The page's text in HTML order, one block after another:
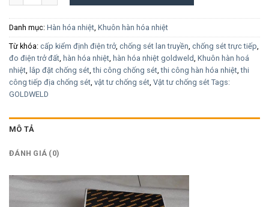
Danh mục: Hàn hóa nhiệt, Khuôn hàn hóa nhiệt
Từ khóa: cấp kiểm định điện trở, chống sét lan truyền, chống sét trực tiếp,
đo điện trở đất, hàn hóa nhiệt, hàn hóa nhiệt goldweld, Khuôn hàn hoá
nhiệt, lắp đặt chống sét,thi công chống sét,thi công hàn hóa nhiệt,thi
công tiếp địa chống sét, vật tư chống sét, Vật tư chống sét Tags:
GOLDWELD
MÔ TẢ
ĐÁNH GIÁ (0)